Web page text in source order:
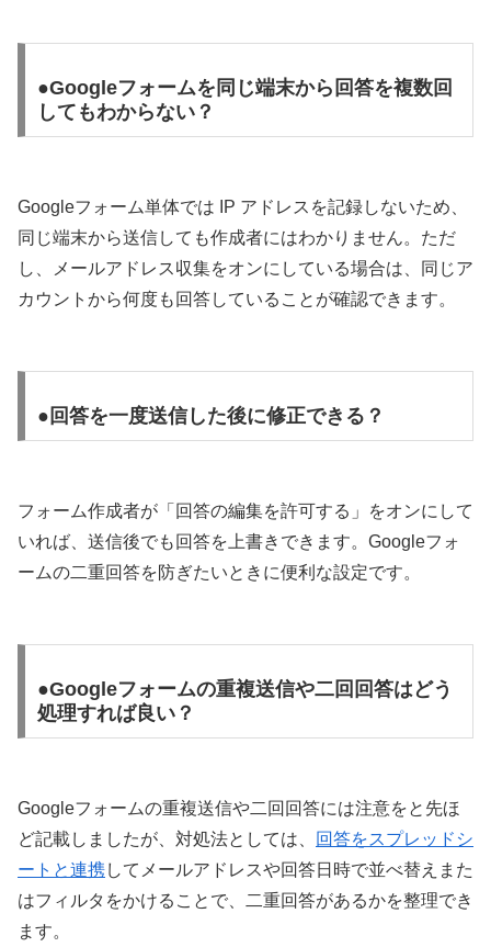
●Googleフォームを同じ端末から回答を複数回
してもわからない？
Googleフォーム単体では IP アドレスを記録しないため、
同じ端末から送信しても作成者にはわかりません。ただ
し、メールアドレス収集をオンにしている場合は、同じア
カウントから何度も回答していることが確認できます。
●回答を一度送信した後に修正できる？
フォーム作成者が「回答の編集を許可する」をオンにして
いれば、送信後でも回答を上書きできます。Googleフォ
ームの二重回答を防ぎたいときに便利な設定です。
●Googleフォームの重複送信や二回回答はどう
処理すれば良い？
Googleフォームの重複送信や二回回答には注意をと先ほ
ど記載しましたが、対処法としては、
回答をスプレッドシ
ートと連携してメールアドレスや回答日時で並べ替えまた
はフィルタをかけることで、二重回答があるかを整理でき
ます。